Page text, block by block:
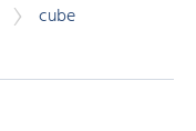
cube